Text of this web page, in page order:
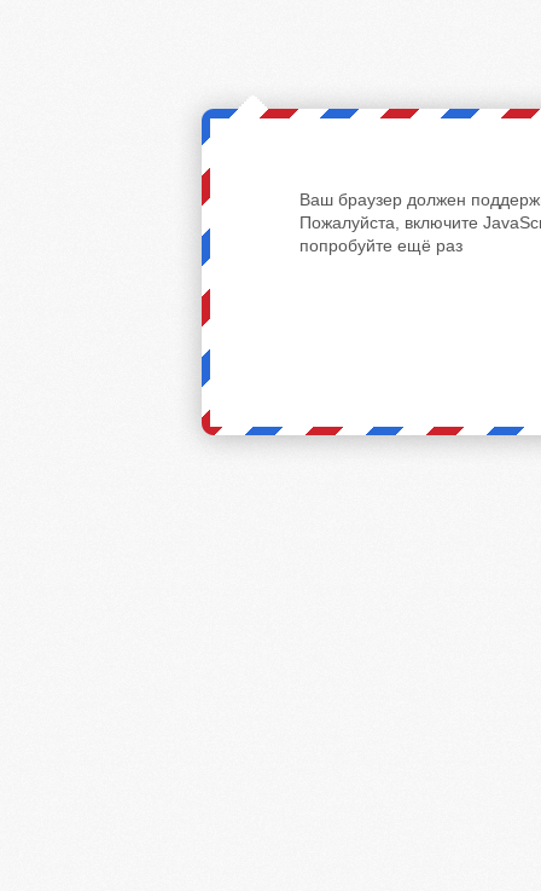
Ваш браузер должен
Пожалуйста, включите
попробуйте ещё раз